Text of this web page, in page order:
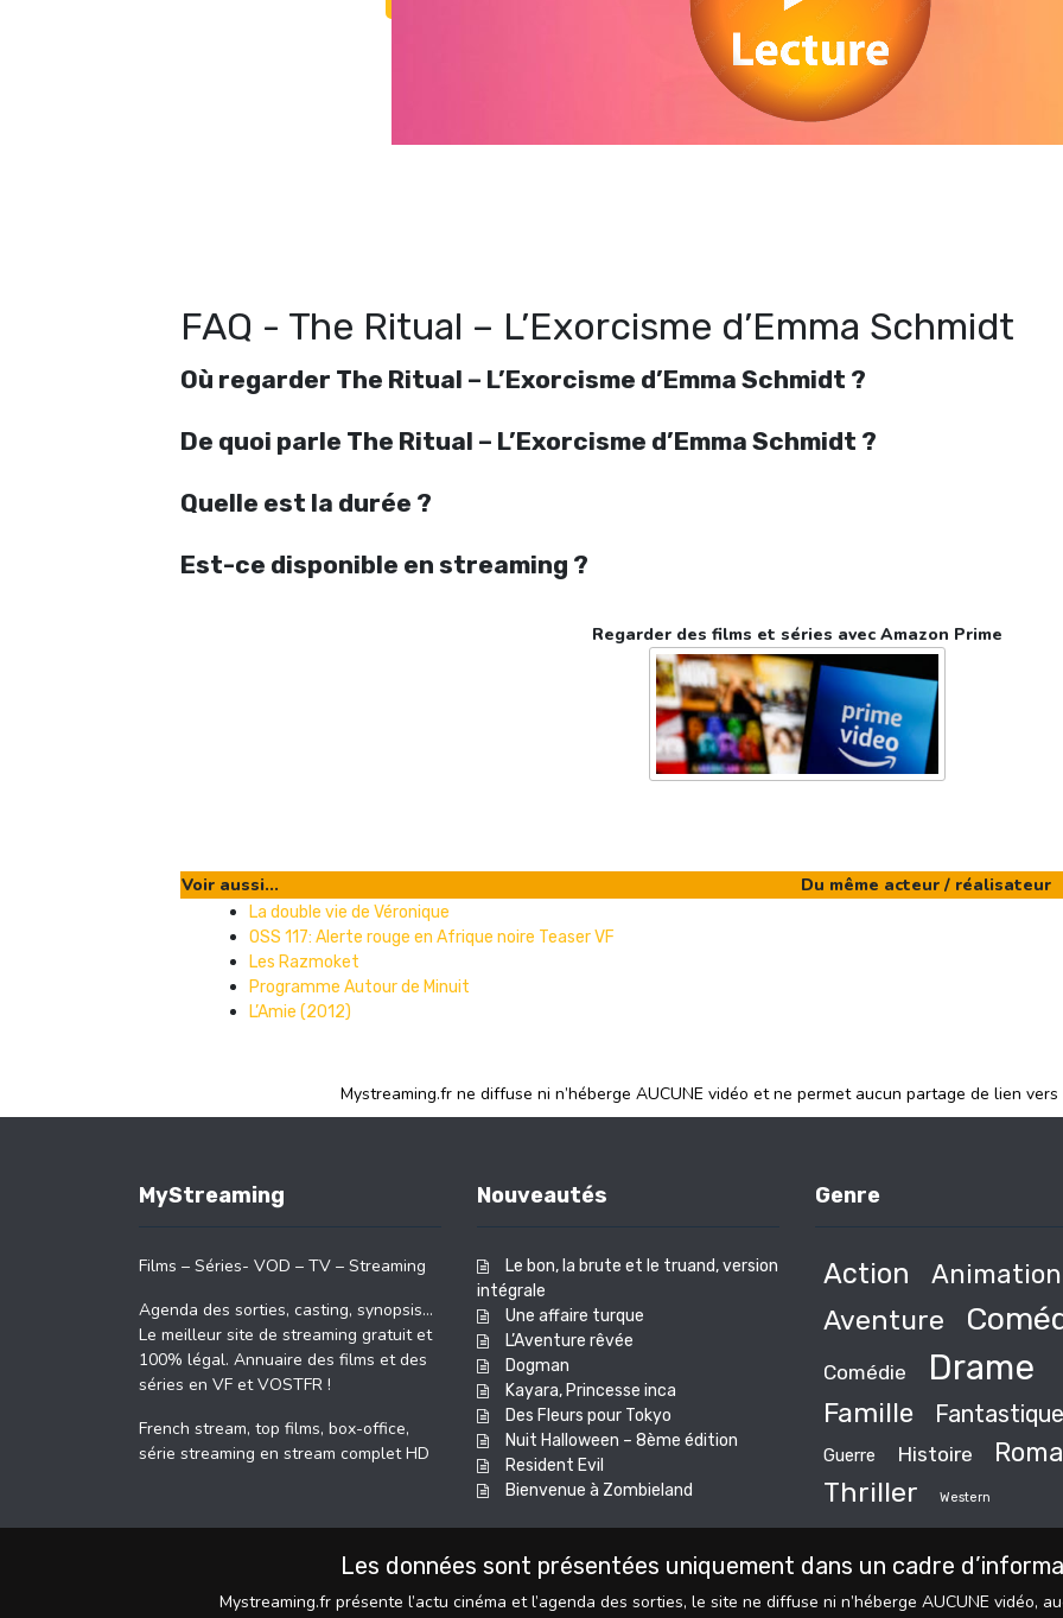
FAQ - The Ritual – L’Exorcisme d’Emma Schmidt
Où regarder The Ritual – L’Exorcisme d’Emma Schmidt ?
De quoi parle The Ritual – L’Exorcisme d’Emma Schmidt ?
Quelle est la durée ?
Est-ce disponible en streaming ?
Regarder des films et séries avec Amazon Prime
Voir aussi... Du même acteur / réalisateur
La double vie de Véronique
OSS 117: Alerte rouge en Afrique noire Teaser VF
Les Razmoket
Programme Autour de Minuit
L’Amie (2012)
Mystreaming.fr ne diffuse ni n’héberge AUCUNE vidéo et ne permet aucun partage de lien
MyStreaming
Films – Séries- VOD – TV – Streaming
Agenda des sorties, casting, synopsis…
Le meilleur site de streaming gratuit et
100% légal. Annuaire des films et des
séries en VF et VOSTFR !
French stream, top films, box-office,
série streaming en stream complet HD
Nouveautés
Le bon, la brute et le truand, version
intégrale
Une affaire turque
L’Aventure rêvée
Dogman
Kayara, Princesse inca
Des Fleurs pour Tokyo
Nuit Halloween – 8ème édition
Resident Evil
Bienvenue à Zombieland
Genre
Action
Animation
Aventure
Comédie Drame
Famille Fantastique
Guerre Histoire
Thriller Western
Les données sont présentées uniquement dans un cadre
Mystreaming.fr présente l’actu cinéma et l’agenda des sorties, le site ne diffuse ni n’héberge AUCUNE vidéo,